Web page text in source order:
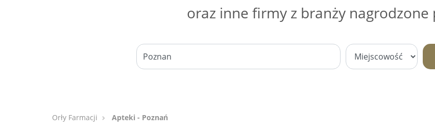
oraz inne firmy z branży nagrodzone
Orły Farmacji Apteki - Poznań